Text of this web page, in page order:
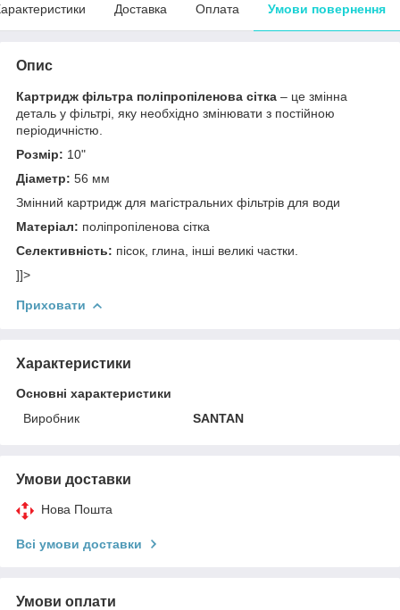
Доставка Оплата Умови повернення
Опис
Картридж фільтра поліпропіленова сітка – це змінна
деталь у фільтрі, яку необхідно змінювати з постійною
періодичністю.
Розмір: 10"
Діаметр: 56 мм
Змінний картридж для магістральних фільтрів для води
Матеріал: поліпропіленова сітка
Селективність: пісок, глина, інші великі частки.
]]>
Приховати
Характеристики
Основні характеристики
Виробник
SANTAN
Умови доставки
Нова Пошта
Всі умови доставки
Умови оплати